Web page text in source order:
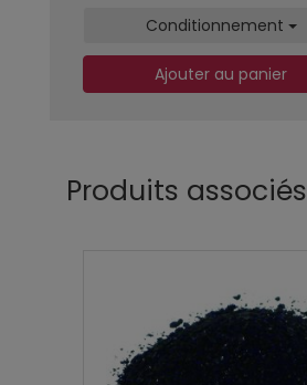
Conditionnement
Ajouter au panier
Produits associés